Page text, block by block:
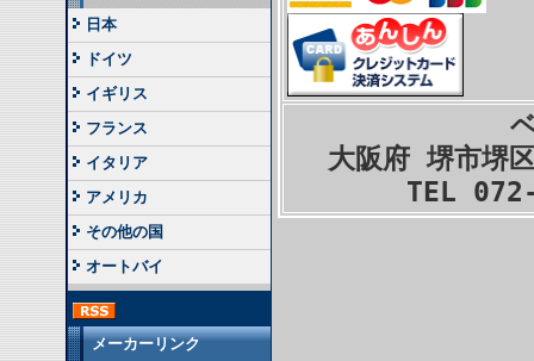
日本
ドイツ
イギリス
フランス
イタリア
アメリカ
その他の国
オートバイ
メーカーリンク
大阪府 堺市堺
TEL